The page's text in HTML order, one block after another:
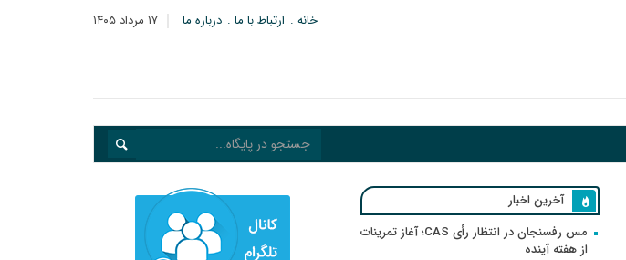
۱۷ مرداد ۱۴۰۵ خانه ارتباط با ما درباره ما
آخرین اخبار
مس رفسنجان در انتظار رأی CAS؛ آغاز تمرینات
از هفته آینده